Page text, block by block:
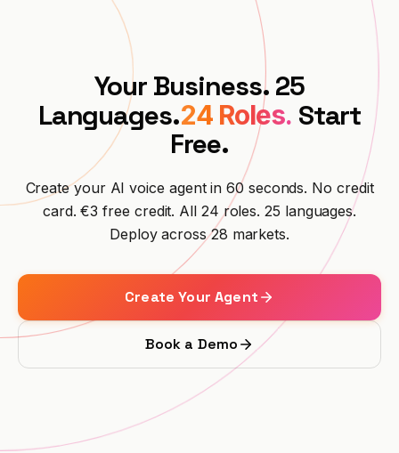
Your Business. 25
Languages.24 Roles. Start
Free.
Create your AI voice agent in 60 seconds. No credit
card. €3 free credit. All 24 roles. 25 languages.
Deploy across 28 markets.
Create Your Agent
Book a Demo